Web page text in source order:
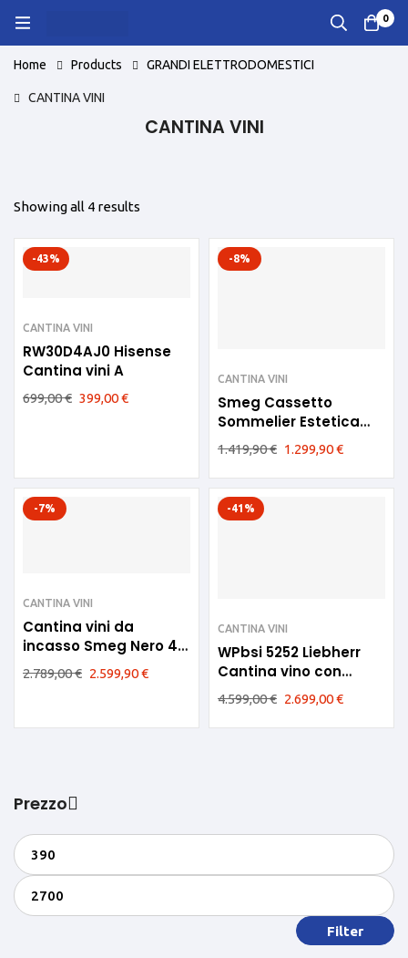
0
Home Products GRANDI ELETTRODOMESTICI
CANTINA VINI
CANTINA VINI
Prezzo
Filter
Showing all 4 results
-43%
CANTINA VINI
RW30D4AJ0 Hisense
Cantina vini A
699,00€ 399,00€
-8%
CANTINA VINI
Smeg Cassetto
Sommelier Estetica
Dolce Stil Novo
CPS615NR PRONTA
CONSEGNA
1.419,90€ 1.299,90€
-7%
CANTINA VINI
Cantina vini da
incasso Smeg Nero 45
cm F CVI621NR3
2.789,00€ 2.599,90€
-41%
CANTINA VINI
WPbsi 5252 Liebherr
Cantina vino con
porta in vetro e telaio
BlackSteel da 60 cm
4.599,00€ 2.699,00€